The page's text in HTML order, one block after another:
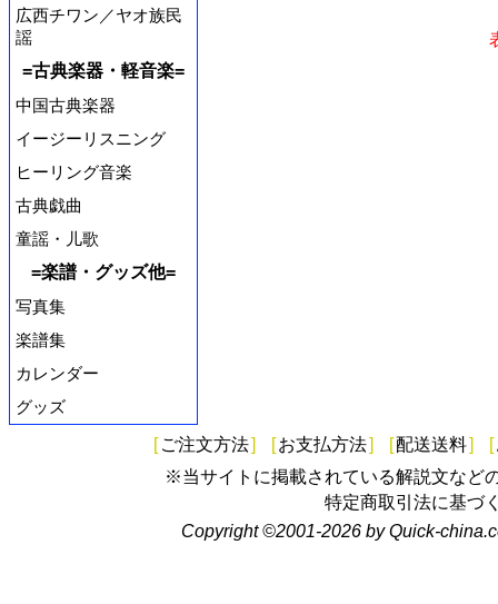
広西チワン／ヤオ族民
謡
=古典楽器・軽音楽=
中国古典楽器
イージーリスニング
ヒーリング音楽
古典戯曲
童謡・儿歌
=楽譜・グッズ他=
写真集
楽譜集
カレンダー
グッズ
[ ご注文方法] [お支払方法] [配送送料] [
※当サイトに掲載されている解説文など
特定商取引法に基づ
Copyright ©2001-2026 by Quick-